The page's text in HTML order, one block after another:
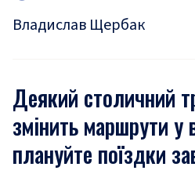
Владислав Щербак
Деякий столичний
змінить маршрути у
плануйте поїздки